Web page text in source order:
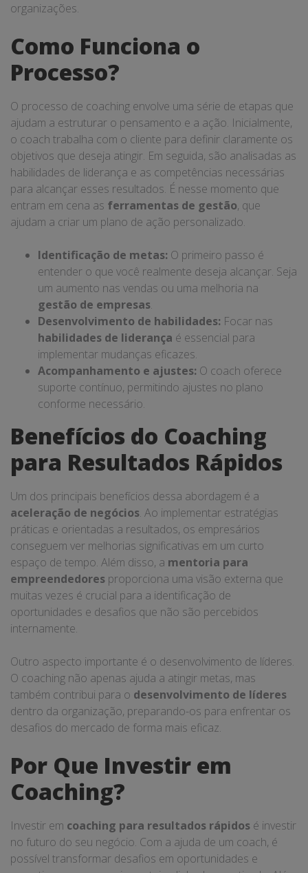
organizações.
Como Funciona o
Processo?
O processo de coaching envolve uma série de etapas que
ajudam a estruturar o pensamento e a ação. Inicialmente,
o coach trabalha com o cliente para definir claramente os
objetivos que deseja atingir. Em seguida, são analisadas as
habilidades de liderança e as competências necessárias
para alcançar esses resultados. É nesse momento que
entram em cena as ferramentas de gestão, que
ajudam a criar um plano de ação personalizado.
Identificação de metas: O primeiro passo é
entender o que você realmente deseja alcançar. Seja
um aumento nas vendas ou uma melhoria na
gestão de empresas.
Desenvolvimento de habilidades: Focar nas
habilidades de liderança é essencial para
implementar mudanças eficazes.
Acompanhamento e ajustes: O coach oferece
suporte contínuo, permitindo ajustes no plano
conforme necessário.
Benefícios do Coaching
para Resultados Rápidos
Um dos principais benefícios dessa abordagem é a
aceleração de negócios. Ao implementar estratégias
práticas e orientadas a resultados, os empresários
conseguem ver melhorias significativas em um curto
espaço de tempo. Além disso, a mentoria para
empreendedores proporciona uma visão externa que
muitas vezes é crucial para a identificação de
oportunidades e desafios que não são percebidos
internamente.
Outro aspecto importante é o desenvolvimento de líderes.
O coaching não apenas ajuda a atingir metas, mas
também contribui para o desenvolvimento de líderes
dentro da organização, preparando-os para enfrentar os
desafios do mercado de forma mais eficaz.
Por Que Investir em
Coaching?
Investir em coaching para resultados rápidos é investir
no futuro do seu negócio. Com a ajuda de um coach, é
possível transformar desafios em oportunidades e